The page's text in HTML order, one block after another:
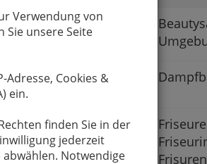
Verwendung von
Sie unsere Seite
Adresse, Cookies &
ein.
finden Sie in der
jederzeit
Notwendige
Frisuren